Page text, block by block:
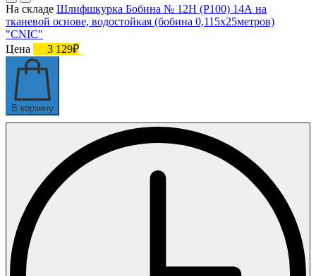
На складе Шлифшкурка Бобина № 12Н (P100) 14А на
тканевой основе, водостойкая (бобина 0,115х25метров)
"CNIC"
Цена
3 129₽
В корзину